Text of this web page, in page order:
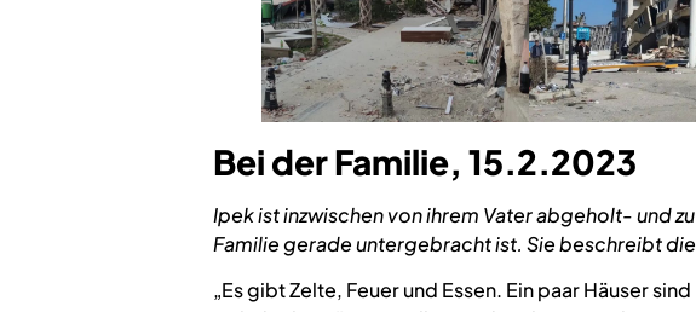
Bei der Familie, 15.2.2023
Ipek ist inzwischen von ihrem Vater abgeholt- und
Familie gerade untergebracht ist. Sie beschreibt
„Es gibt Zelte, Feuer und Essen. Ein paar Häuser